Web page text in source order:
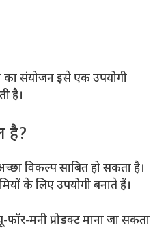
का संयोजन इसे एक उपयोगी
है।
है?
विकल्प साबित हो सकता है।
के लिए उपयोगी बनाते हैं।
मनी प्रोडक्ट माना जा सकता